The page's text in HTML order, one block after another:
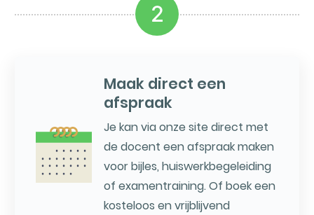
2
Maak direct een
afspraak
Je kan via onze site direct met
de docent een afspraak maken
voor bijles, huiswerkbegeleiding
of examentraining. Of boek een
kosteloos en vrijblijvend